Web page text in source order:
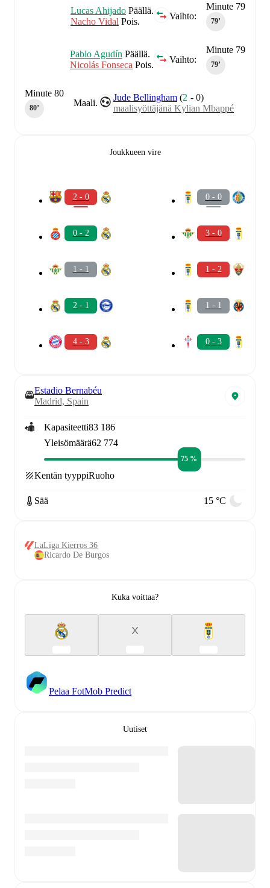
Minute 79
79‎’‎
Vaihto:
Lucas Ahijado Päällä.
Nacho Vidal Pois.
Minute 79
79‎’‎
Vaihto:
Pablo Agudín Päällä.
Nicolás Fonseca Pois.
Maali.
Jude Bellingham (2 -0)
maalisyöttäjänä Kylian Mbappé
Minute 80
80‎’‎
Joukkueen vire
2 - 0
0 - 2
1 - 1
2 - 1
4 - 3
0 - 0
3 - 0
1 - 2
1 - 1
0 - 3
Estadio Bernabéu
Madrid, Spain
Kapasiteetti83 186
Yleisömäärä62 774
75 %
Kentän tyyppiRuoho
Sää 15 °C
LaLiga Kierros 36
Ricardo De Burgos
Kuka voittaa?
X
Pelaa FotMob Predict
Uutiset